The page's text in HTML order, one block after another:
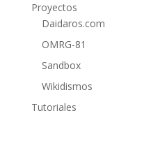
Proyectos
Daidaros.com
OMRG-81
Sandbox
Wikidismos
Tutoriales